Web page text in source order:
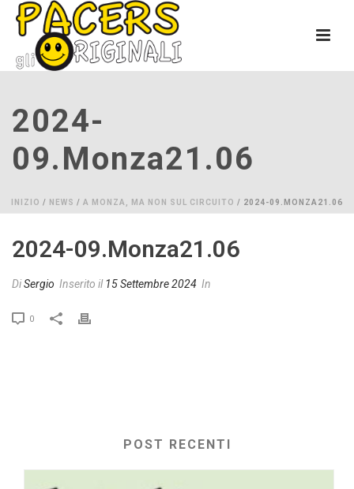
2024-
09.monza21.06
INIZIO / NEWS / A MONZA, MA NON SUL CIRCUITO / 2024-09.MONZA21.06
2024-09.monza21.06
DiSergio Inserito il15 Settembre 2024 In
0
POST RECENTI